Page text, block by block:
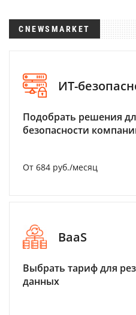
CNEWSMARKET
ИТ-
Подобрать решения
безопасности
От 684 руб./месяц
BaaS
Выбрать тариф для
данных